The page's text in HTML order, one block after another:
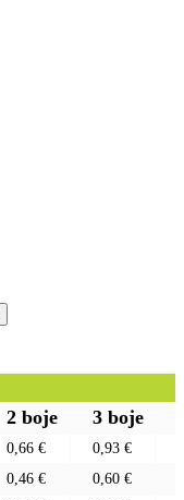
2 boje 3 boje
0,66 € 0,93 €
0,46 € 0,60 €